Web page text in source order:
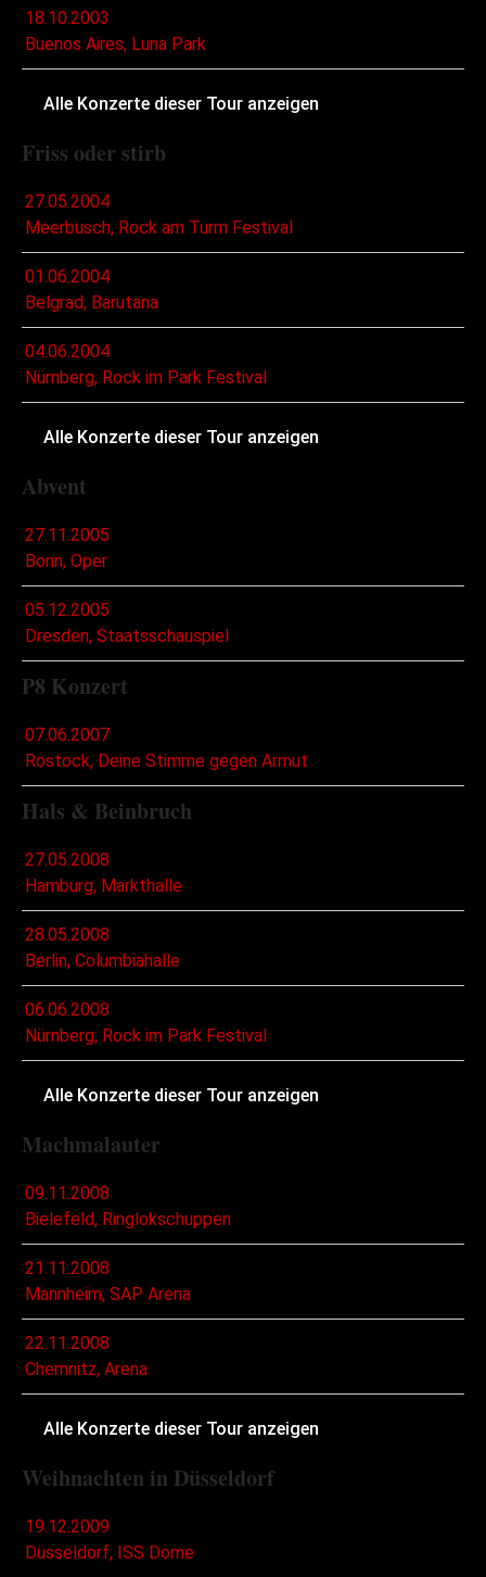
18.10.2003
Buenos Aires, Luna Park
Alle Konzerte dieser Tour anzeigen
Friss oder stirb
27.05.2004
Meerbusch, Rock am Turm Festival
01.06.2004
Belgrad, Barutana
04.06.2004
Nürnberg, Rock im Park Festival
Alle Konzerte dieser Tour anzeigen
Abvent
27.11.2005
Bonn, Oper
05.12.2005
Dresden, Staatsschauspiel
P8 Konzert
07.06.2007
Rostock, Deine Stimme gegen Armut
Hals & Beinbruch
27.05.2008
Hamburg, Markthalle
28.05.2008
Berlin, Columbiahalle
06.06.2008
Nürnberg, Rock im Park Festival
Alle Konzerte dieser Tour anzeigen
Machmalauter
09.11.2008
Bielefeld, Ringlokschuppen
21.11.2008
Mannheim, SAP Arena
22.11.2008
Chemnitz, Arena
Alle Konzerte dieser Tour anzeigen
Weihnachten in Düsseldorf
19.12.2009
Düsseldorf, ISS Dome